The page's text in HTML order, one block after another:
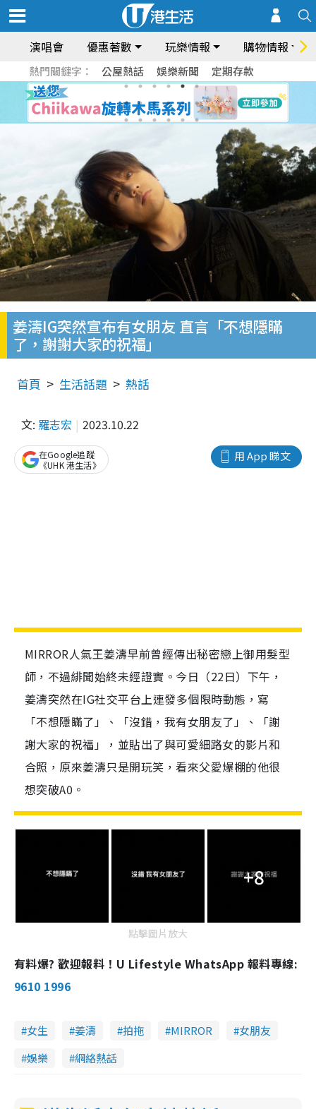
演唱會 優惠著數 玩樂情報 購物情報
熱門關鍵字： 公屋熱話 娛樂新聞 定期存款
姜濤IG突然宣布有女朋友 直言「不想隱瞞
了，謝謝大家的祝福」
首頁 生活話題 熱話
文: 羅志宏 2023.10.22
用 App 睇文
在Google追蹤
《UHK 港生活》
MIRROR人氣王姜濤早前曾經傳出秘密戀上御用髮型
師，不過緋聞始終未經證實。今日（22日）下午，
姜濤突然在IG社交平台上連發多個限時動態，寫
「不想隱瞞了」、「沒錯，我有女朋友了」、「謝
謝大家的祝福」，並貼出了與可愛細路女的影片和
合照，原來姜濤只是開玩笑，看來父愛爆棚的他很
想突破A0。
+8
點擊圖片放大
有料爆? 歡迎報料！U Lifestyle WhatsApp 報料專線:
9610 1996
女生 姜濤 拍拖 MIRROR
女朋友
娛樂
網絡熱話